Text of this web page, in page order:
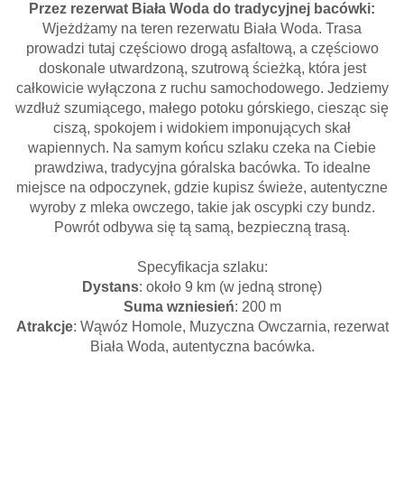
Przez rezerwat Biała Woda do tradycyjnej bacówki:
Wjeżdżamy na teren rezerwatu Biała Woda. Trasa
prowadzi tutaj częściowo drogą asfaltową, a częściowo
doskonale utwardzoną, szutrową ścieżką, która jest
całkowicie wyłączona z ruchu samochodowego. Jedziemy
wzdłuż szumiącego, małego potoku górskiego, ciesząc się
ciszą, spokojem i widokiem imponujących skał
wapiennych. Na samym końcu szlaku czeka na Ciebie
prawdziwa, tradycyjna góralska bacówka. To idealne
miejsce na odpoczynek, gdzie kupisz świeże, autentyczne
wyroby z mleka owczego, takie jak oscypki czy bundz.
Powrót odbywa się tą samą, bezpieczną trasą.
Specyfikacja szlaku:
Dystans: około 9 km (w jedną stronę)
Suma wzniesień: 200 m
Atrakcje: Wąwóz Homole, Muzyczna Owczarnia, rezerwat
Biała Woda, autentyczna bacówka.